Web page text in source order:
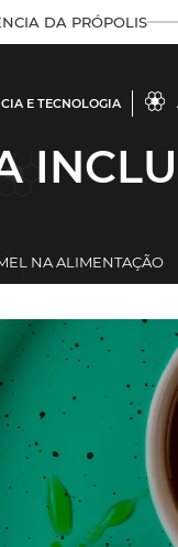
DA PRÓPOLIS
E TECNOLOGIA
NA ALIMENTAÇÃO